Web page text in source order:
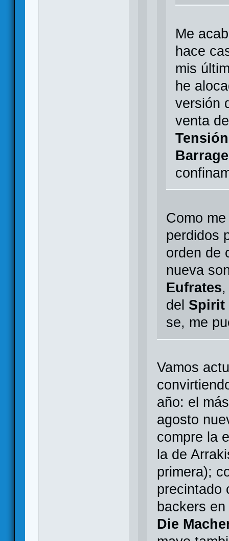
Me
hace
mis
he
versión
venta
Tensión
Barrage
Como
perdidos
orden de
nueva
Eufrates
del Spirit
se, me
Vamos
año: el
agosto
compre la
la de
primera);
precintado
backers
Die